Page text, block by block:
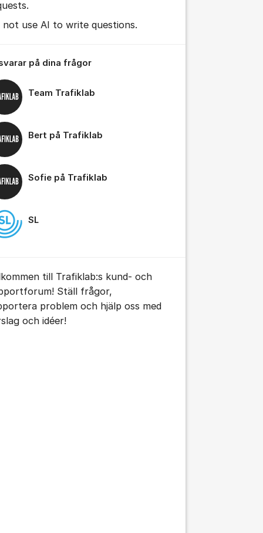
för inlägg/kommentar
för inlägg/kommentar
för inlägg/kommentar
för inlägg/kommentar
not use AI to write questions.
på dina frågor
Team Trafiklab
Bert på Trafiklab
Sofie på Trafiklab
SL
till Trafiklab:s kund- och
Ställ frågor,
problem och hjälp oss med
och idéer!